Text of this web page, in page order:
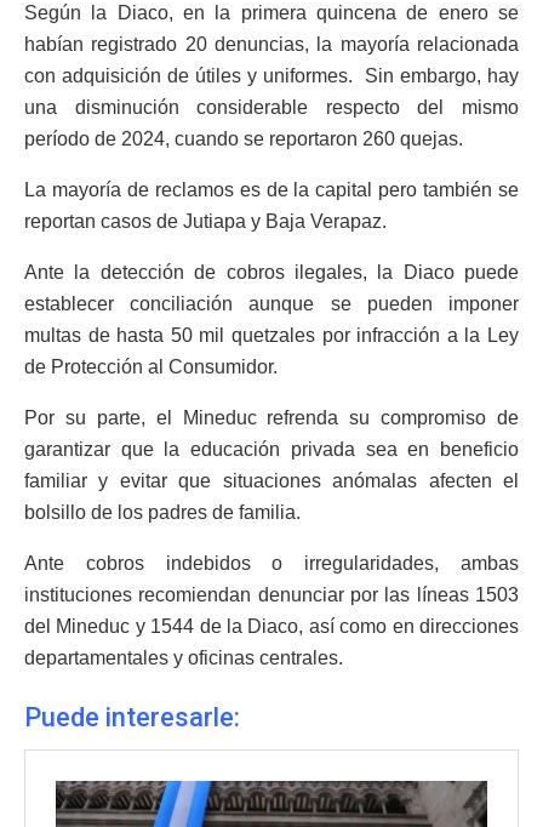
Según la Diaco, en la primera quincena de enero se
habían registrado 20 denuncias, la mayoría relacionada
con adquisición de útiles y uniformes. Sin embargo, hay
una disminución considerable respecto del mismo
período de 2024, cuando se reportaron 260 quejas.
La mayoría de reclamos es de la capital pero también se
reportan casos de Jutiapa y Baja Verapaz.
Ante la detección de cobros ilegales, la Diaco puede
establecer conciliación aunque se pueden imponer
multas de hasta 50 mil quetzales por infracción a la Ley
de Protección al Consumidor.
Por su parte, el Mineduc refrenda su compromiso de
garantizar que la educación privada sea en beneficio
familiar y evitar que situaciones anómalas afecten el
bolsillo de los padres de familia.
Ante cobros indebidos o irregularidades, ambas
instituciones recomiendan denunciar por las líneas 1503
del Mineduc y 1544 de la Diaco, así como en direcciones
departamentales y oficinas centrales.
Puede interesarle: